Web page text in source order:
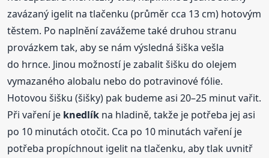
zavázaný igelit na tlačenku (průměr cca 13 cm) hotovým
těstem. Po naplnění zavážeme také druhou stranu
provázkem tak, aby se nám výsledná šiška vešla
do hrnce. Jinou možností je zabalit šišku do olejem
vymazaného alobalu nebo do potravinové fólie.
Hotovou šišku (šišky) pak budeme asi 20–25 minut vařit.
Při vaření je knedlík na hladině, takže je potřeba jej asi
po 10 minutách otočit. Cca po 10 minutách vaření je
potřeba propíchnout igelit na tlačenku, aby tlak uvnitř